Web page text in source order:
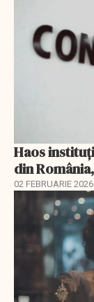
Haos
din
02 FEBRUARIE 2026